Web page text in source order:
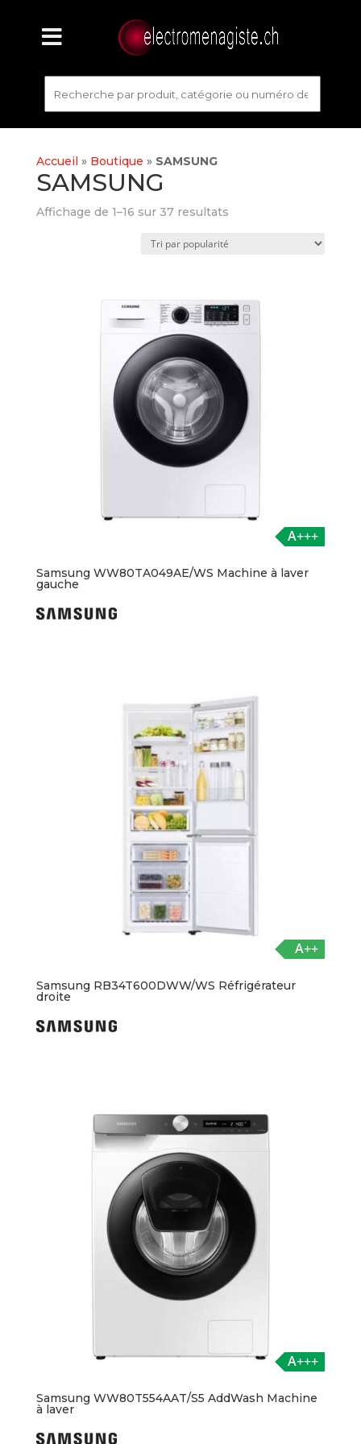
Accueil » Boutique » SAMSUNG
SAMSUNG
Affichage de 1–16 sur 37 resultats
A+++
Samsung WW80TA049AE/WS Machine à laver
gauche
A++
Samsung RB34T600DWW/WS Réfrigérateur
droite
A+++
Samsung WW80T554AAT/S5 AddWash Machine
à laver